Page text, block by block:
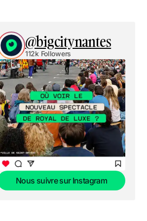
@bigcitynantes
112k Followers
Nous suivre sur Instagram